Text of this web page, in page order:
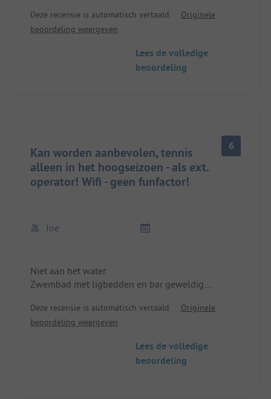
met veel bomen en groene zones. Velen zijn echter
overweldigd door de indeling.
Ik stond ongeveer 200 meter van de douche 🚿 en
5-10 minuten met 🚴🏼‍♂️Fahrrad
Lokale benodigdheden, supermarkten in de stad
Deze recensie is automatisch vertaald.
Originele
beoordeling weergeven
Lees de volledige
beoordeling
Kan worden aanbevolen, tennis
alleen in het hoogseizoen - als ext.
operator! Wifi - geen funfactor!
6
Joe
Niet aan het water.
Zwembad met ligbedden en bar geweldig.
gebruikt worden, de beperkte openingstijd zou op
de informatiepagina aangegeven moeten worden.
gekozen vanwege de tennisbaan!
Wifi na email registratie via ext. operator gratis, erg
Deze recensie is automatisch vertaald.
Originele
beoordeling weergeven
Lees de volledige
beoordeling